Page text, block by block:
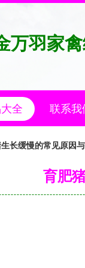
万羽家
全 联系我
长缓慢的常见原因
育肥